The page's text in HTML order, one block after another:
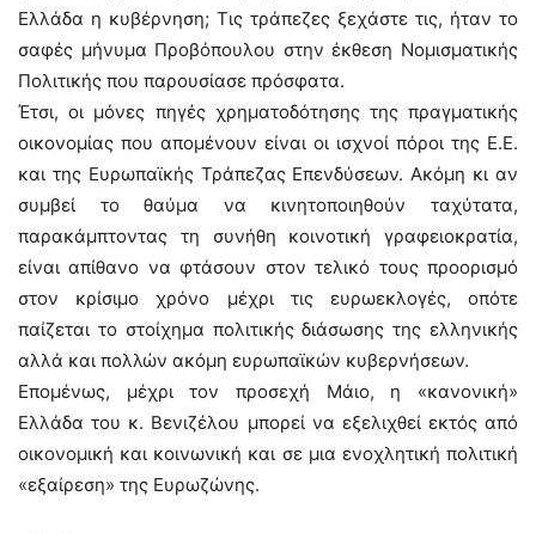
Ελλάδα η κυβέρνηση; Τις τράπεζες ξεχάστε τις, ήταν το
σαφές μήνυμα Προβόπουλου στην έκθεση Νομισματικής
Πολιτικής που παρουσίασε πρόσφατα.
Έτσι, οι μόνες πηγές χρηματοδότησης της πραγματικής
οικονομίας που απομένουν είναι οι ισχνοί πόροι της Ε.Ε.
και της Ευρωπαϊκής Τράπεζας Επενδύσεων. Ακόμη κι αν
συμβεί το θαύμα να κινητοποιηθούν ταχύτατα,
παρακάμπτοντας τη συνήθη κοινοτική γραφειοκρατία,
είναι απίθανο να φτάσουν στον τελικό τους προορισμό
στον κρίσιμο χρόνο μέχρι τις ευρωεκλογές, οπότε
παίζεται το στοίχημα πολιτικής διάσωσης της ελληνικής
αλλά και πολλών ακόμη ευρωπαϊκών κυβερνήσεων.
Επομένως, μέχρι τον προσεχή Μάιο, η «κανονική»
Ελλάδα του κ. Βενιζέλου μπορεί να εξελιχθεί εκτός από
οικονομική και κοινωνική και σε μια ενοχλητική πολιτική
«εξαίρεση» της Ευρωζώνης.